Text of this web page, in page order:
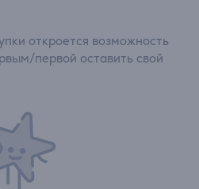
откроется возможность
первой оставить свой